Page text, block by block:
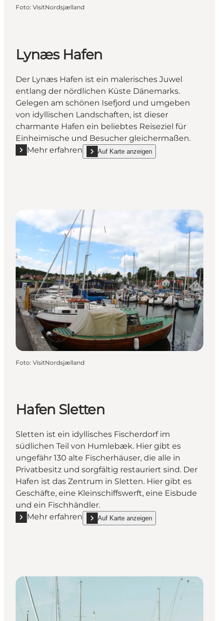
Foto: VisitNordsjælland
Lynæs Hafen
Der Lynæs Hafen ist ein malerisches Juwel
entlang der nördlichen Küste Dänemarks.
Gelegen am schönen Isefjord und umgeben
von idyllischen Landschaften, ist dieser
charmante Hafen ein beliebtes Reiseziel für
Einheimische und Besucher gleichermaßen.
Mehr erfahren
Mehr erfahren "Lynæs Hafen"
Auf Karte anzeigen
show Lynæs Hafen on_map
Foto: VisitNordsjælland
Hafen Sletten
Sletten ist ein idyllisches Fischerdorf im
südlichen Teil von Humlebæk. Hier gibt es
ungefähr 130 alte Fischerhäuser, die alle in
Privatbesitz und sorgfältig restauriert sind. Der
Hafen ist das Zentrum in Sletten. Hier gibt es
Geschäfte, eine Kleinschiffswerft, eine Eisbude
und ein Fischhändler.
Mehr erfahren
Mehr erfahren "Hafen Sletten"
Auf Karte anzeigen
show Hafen Sletten on_map